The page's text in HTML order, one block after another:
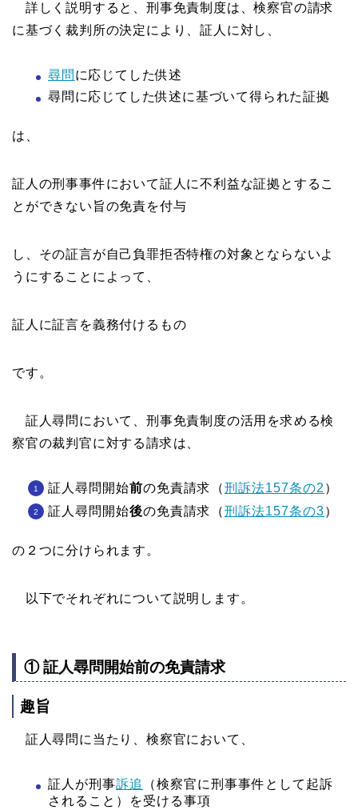
詳しく説明すると、刑事免責制度は、検察官の請求
に基づく裁判所の決定により、証人に対し、
尋問 に応じてした供述
尋問に応じてした供述に基づいて得られた証拠
は、
証人の刑事事件において証人に不利益な証拠とするこ
とができない旨の免責を付与
し、その証言が自己負罪拒否特権の対象とならないよ
うにすることによって、
証人に証言を義務付けるもの
です。
証人尋問において、刑事免責制度の活用を求める検
察官の裁判官に対する請求は、
証人尋問開始前の免責請求（刑訴法157条の2 ）
証人尋問開始後の免責請求（刑訴法157条の3）
の２つに分けられます。
以下でそれぞれについて説明します。
① 証人尋問開始前の免責請求
趣旨
証人尋問に当たり、検察官において、
証人が刑事訴追
（検察官に刑事事件として起訴
されること）を受ける事項